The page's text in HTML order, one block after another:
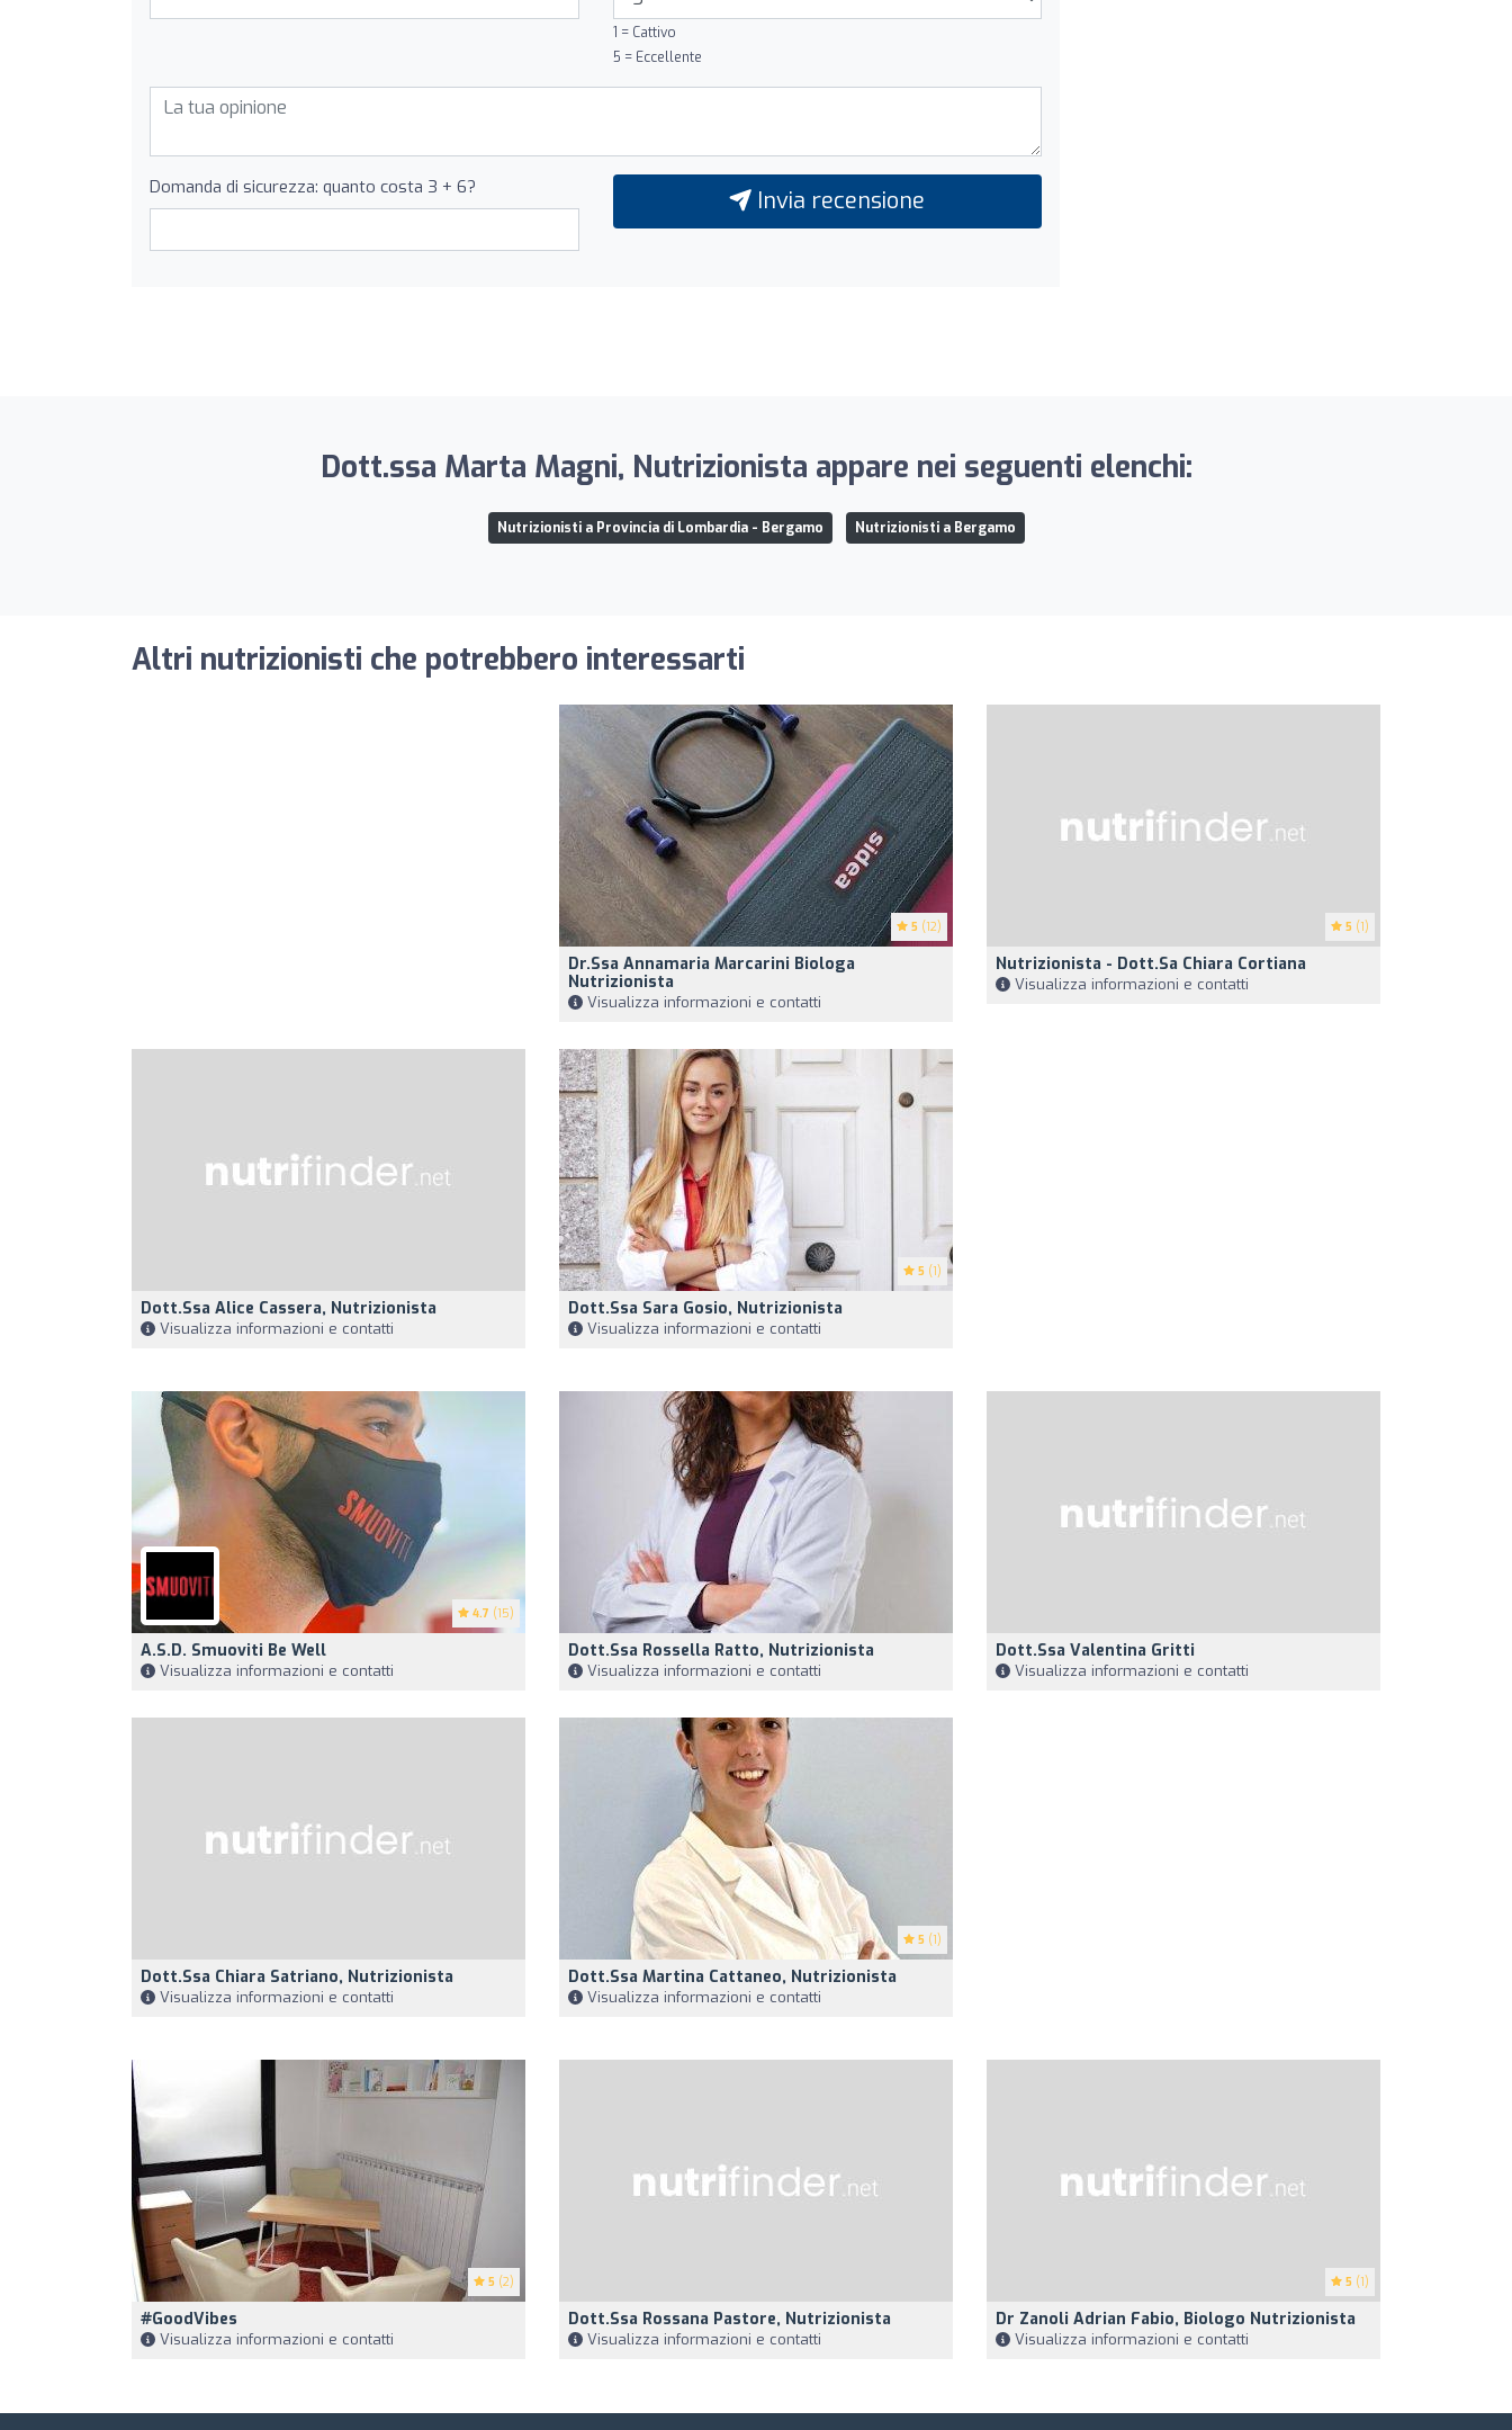
1 = Cattivo
5 = Eccellente
Domanda di sicurezza: quanto costa 3 + 6? Invia recensione
Dott.ssa Marta Magni, Nutrizionista appare nei seguenti elenchi:
Nutrizionisti a Provincia di Lombardia - Bergamo Nutrizionisti a Bergamo
Altri nutrizionisti che potrebbero interessarti
5 (12)
Dr.ssa Annamaria Marcarini Biologa
Nutrizionista
Visualizza informazioni e contatti
5 (1)
Nutrizionista - Dott.sa Chiara Cortiana
Visualizza informazioni e contatti
Dott.ssa Alice Cassera, Nutrizionista
Visualizza informazioni e contatti
5 (1)
Dott.ssa Sara Gosio, Nutrizionista
Visualizza informazioni e contatti
4.7 (15)
A.S.D. Smuoviti Be Well
Visualizza informazioni e contatti
Dott.ssa Rossella Ratto, Nutrizionista
Visualizza informazioni e contatti
Dott.ssa Valentina Gritti
Visualizza informazioni e contatti
Dott.ssa Chiara Satriano, Nutrizionista
Visualizza informazioni e contatti
5 (1)
Dott.ssa Martina Cattaneo, Nutrizionista
Visualizza informazioni e contatti
5 (2)
#GoodVibes
Visualizza informazioni e contatti
Dott.ssa Rossana Pastore, Nutrizionista
Visualizza informazioni e contatti
5 (1)
Dr Zanoli Adrian Fabio, Biologo Nutrizionista
Visualizza informazioni e contatti